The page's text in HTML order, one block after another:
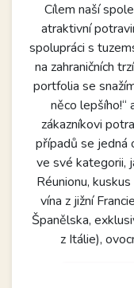
Cílem naší
atraktivní
spolupráci s
na zahraničních
portfolia se
něco lepšího!“
zákazníkovi
případů se jedná
ve své kategorii,
Réunionu,
vína z jižní
Španělska,
z Itálie),